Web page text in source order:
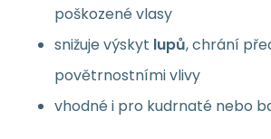
poškozené vlasy
snižuje výskyt lupů, chrání
povětrnostními vlivy
vhodné i pro kudrnaté nebo